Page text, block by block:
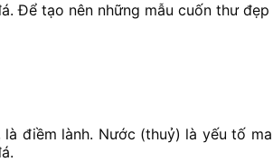
Để tạo nên những mẫu cuốn thư
điềm lành. Nước (thuỷ) là yếu tố